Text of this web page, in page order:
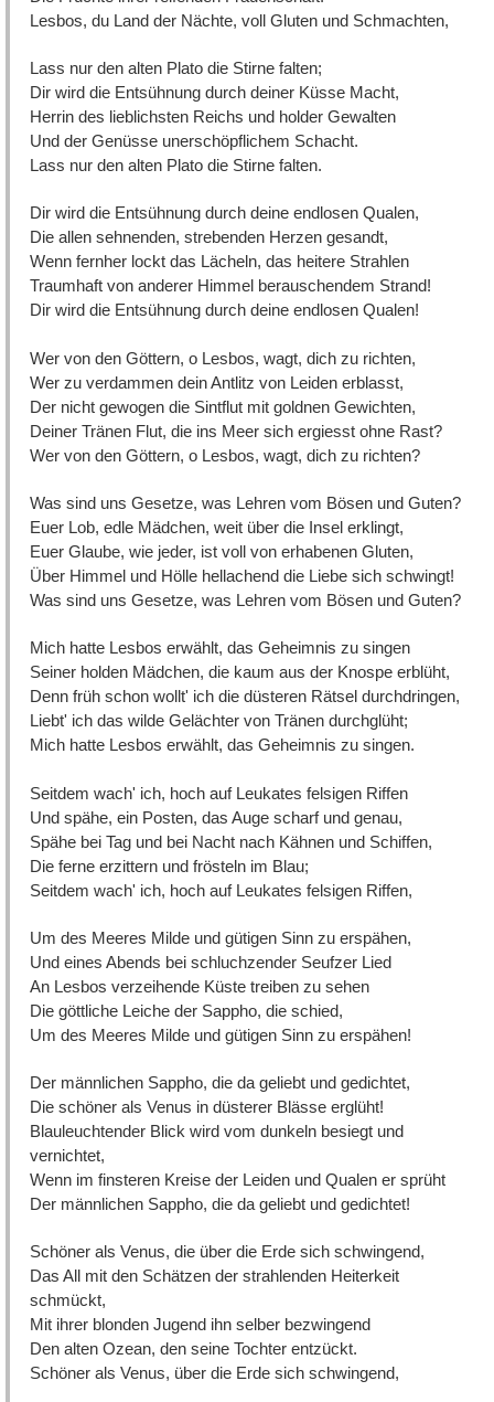
Lesbos, du Land der Nächte, voll Gluten und Schmachten,
Lass nur den alten Plato die Stirne falten;
Dir wird die Entsühnung durch deiner Küsse Macht,
Herrin des lieblichsten Reichs und holder Gewalten
Und der Genüsse unerschöpflichem Schacht.
Lass nur den alten Plato die Stirne falten.
Dir wird die Entsühnung durch deine endlosen Qualen,
Die allen sehnenden, strebenden Herzen gesandt,
Wenn fernher lockt das Lächeln, das heitere Strahlen
Traumhaft von anderer Himmel berauschendem Strand!
Dir wird die Entsühnung durch deine endlosen Qualen!
Wer von den Göttern, o Lesbos, wagt, dich zu richten,
Wer zu verdammen dein Antlitz von Leiden erblasst,
Der nicht gewogen die Sintflut mit goldnen Gewichten,
Deiner Tränen Flut, die ins Meer sich ergiesst ohne Rast?
Wer von den Göttern, o Lesbos, wagt, dich zu richten?
Was sind uns Gesetze, was Lehren vom Bösen und Guten?
Euer Lob, edle Mädchen, weit über die Insel erklingt,
Euer Glaube, wie jeder, ist voll von erhabenen Gluten,
Über Himmel und Hölle hellachend die Liebe sich schwingt!
Was sind uns Gesetze, was Lehren vom Bösen und Guten?
Mich hatte Lesbos erwählt, das Geheimnis zu singen
Seiner holden Mädchen, die kaum aus der Knospe erblüht,
Denn früh schon wollt' ich die düsteren Rätsel durchdringen,
Liebt' ich das wilde Gelächter von Tränen durchglüht;
Mich hatte Lesbos erwählt, das Geheimnis zu singen.
Seitdem wach' ich, hoch auf Leukates felsigen Riffen
Und spähe, ein Posten, das Auge scharf und genau,
Spähe bei Tag und bei Nacht nach Kähnen und Schiffen,
Die ferne erzittern und frösteln im Blau;
Seitdem wach' ich, hoch auf Leukates felsigen Riffen,
Um des Meeres Milde und gütigen Sinn zu erspähen,
Und eines Abends bei schluchzender Seufzer Lied
An Lesbos verzeihende Küste treiben zu sehen
Die göttliche Leiche der Sappho, die schied,
Um des Meeres Milde und gütigen Sinn zu erspähen!
Der männlichen Sappho, die da geliebt und gedichtet,
Die schöner als Venus in düsterer Blässe erglüht!
Blauleuchtender Blick wird vom dunkeln besiegt und
vernichtet,
Wenn im finsteren Kreise der Leiden und Qualen er sprüht
Der männlichen Sappho, die da geliebt und gedichtet!
Schöner als Venus, die über die Erde sich schwingend,
Das All mit den Schätzen der strahlenden Heiterkeit
schmückt,
Mit ihrer blonden Jugend ihn selber bezwingend
Den alten Ozean, den seine Tochter entzückt.
Schöner als Venus, über die Erde sich schwingend,